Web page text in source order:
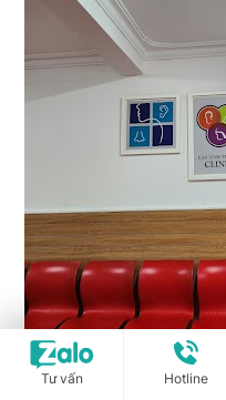
Tư vấn Hotline